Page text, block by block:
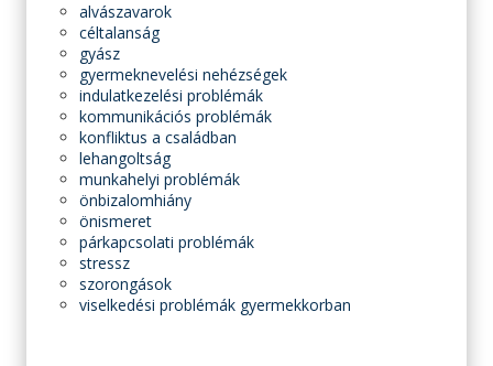
alvászavarok
céltalanság
gyász
gyermeknevelési nehézségek
indulatkezelési problémák
kommunikációs problémák
konfliktus a családban
lehangoltság
munkahelyi problémák
önbizalomhiány
önismeret
párkapcsolati problémák
stressz
szorongások
viselkedési problémák gyermekkorban